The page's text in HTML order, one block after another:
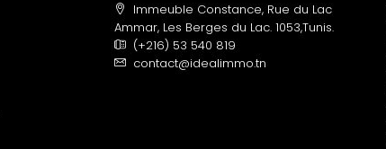
Immeuble Constance, Rue du Lac
Ammar, Les Berges du Lac. 1053,Tunis.
(+216) 53 540 819
contact@idealimmo.tn